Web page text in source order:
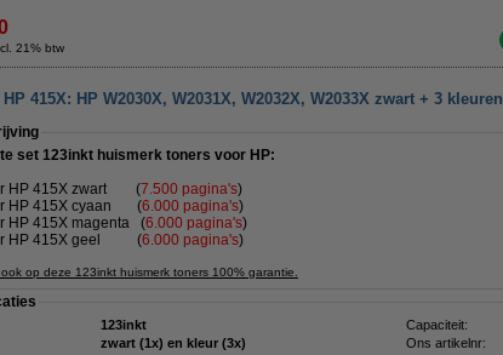
21% btw
415X: HP W2030X, W2031X, W2032X, W2033X zwart + 3 kleuren
set 123inkt huismerk toners voor HP:
HP 415X zwart (7.500 pagina's)
HP 415X cyaan (6.000 pagina's)
HP 415X magenta (6.000 pagina's)
HP 415X geel (6.000 pagina's)
op deze 123inkt huismerk toners 100% garantie.
123inkt Capaciteit:
zwart (1x) en kleur (3x) Ons artikelnr: